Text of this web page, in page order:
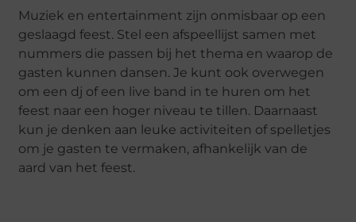
Muziek en entertainment zijn onmisbaar op een
geslaagd feest. Stel een afspeellijst samen met
nummers die passen bij het thema en waarop de
gasten kunnen dansen. Je kunt ook overwegen
om een dj of een live band in te huren om het
feest naar een hoger niveau te tillen. Daarnaast
kun je denken aan leuke activiteiten of spelletjes
om je gasten te vermaken, afhankelijk van de
aard van het feest.